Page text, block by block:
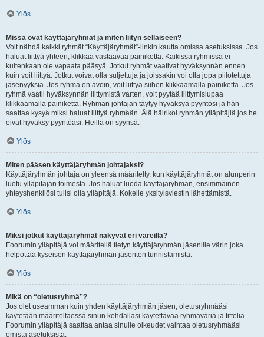
Ylös
Missä ovat käyttäjäryhmät ja miten liityn sellaiseen?
Voit nähdä kaikki ryhmät “Käyttäjäryhmät”-linkin kautta omissa asetuksissa. Jos
haluat liittyä yhteen, klikkaa vastaavaa painiketta. Kaikissa ryhmissä ei
kuitenkaan ole vapaata pääsyä. Jotkut ryhmät vaativat hyväksynnän ennen
kuin voit liittyä. Jotkut voivat olla suljettuja ja joissakin voi olla jopa piilotettuja
jäsenyyksiä. Jos ryhmä on avoin, voit liittyä siihen klikkaamalla painiketta. Jos
ryhmä vaatii hyväksynnän liittymistä varten, voit pyytää liittymislupaa
klikkaamalla painiketta. Ryhmän johtajan täytyy hyväksyä pyyntösi ja hän
saattaa kysyä miksi haluat liittyä ryhmään. Älä häiriköi ryhmän ylläpitäjiä jos he
eivät hyväksy pyyntöäsi. Heillä on syynsä.
Ylös
Miten pääsen käyttäjäryhmän johtajaksi?
Käyttäjäryhmän johtaja on yleensä määritelty, kun käyttäjäryhmät on alunperin
luotu ylläpitäjän toimesta. Jos haluat luoda käyttäjäryhmän, ensimmäinen
yhteyshenkilösi tulisi olla ylläpitäjä. Kokeile yksityisviestin lähettämistä.
Ylös
Miksi jotkut käyttäjäryhmät näkyvät eri väreillä?
Foorumin ylläpitäjä voi määritellä tietyn käyttäjäryhmän jäsenille värin joka
helpottaa kyseisen käyttäjäryhmän jäsenten tunnistamista.
Ylös
Mikä on “oletusryhmä”?
Jos olet useamman kuin yhden käyttäjäryhmän jäsen, oletusryhmääsi
käytetään määriteltäessä sinun kohdallasi käytettävää ryhmäväriä ja titteliä.
Foorumin ylläpitäjä saattaa antaa sinulle oikeudet vaihtaa oletusryhmääsi
omista asetuksista.